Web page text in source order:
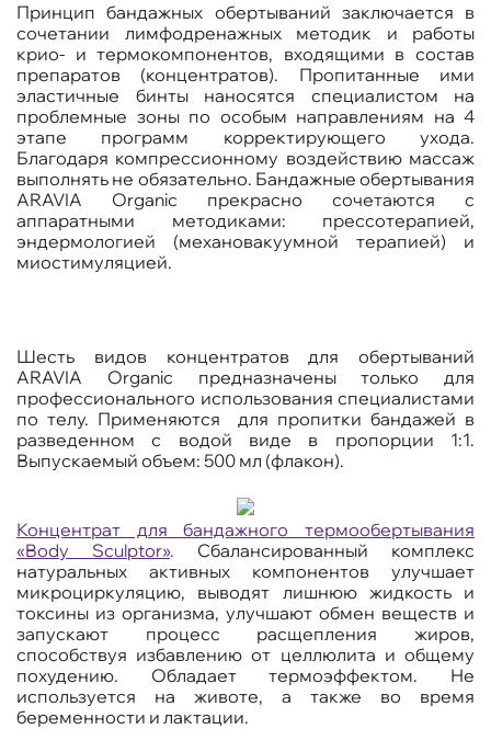
Принцип бандажных обертываний заключается в
сочетании лимфодренажных методик и работы
крио- и термокомпонентов, входящими в состав
препаратов (концентратов). Пропитанные ими
эластичные бинты наносятся специалистом на
проблемные зоны по особым направлениям на 4
этапе программ корректирующего ухода.
Благодаря компрессионному воздействию массаж
выполнять не обязательно. Бандажные обертывания
ARAVIA
Organic
прекрасно сочетаются с
аппаратными методиками: прессотерапией,
эндермологией (механовакуумной терапией) и
миостимуляцией.
Шесть видов концентратов для обертываний
ARAVIA
Organic предназначены только для
профессионального использования специалистами
по телу. Применяются для пропитки бандажей в
разведенном с водой виде в пропорции 1:1.
Выпускаемый объем: 500 мл (флакон).
Концентрат для бандажного термообертывания
«Body Sculptor». Сбалансированный комплекс
натуральных активных компонентов улучшает
микроциркуляцию, выводят лишнюю жидкость и
токсины из организма, улучшают обмен веществ и
запускают процесс расщепления жиров,
способствуя избавлению от целлюлита и общему
похудению. Обладает термоэффектом. Не
используется на животе, а также во время
беременности и лактации.